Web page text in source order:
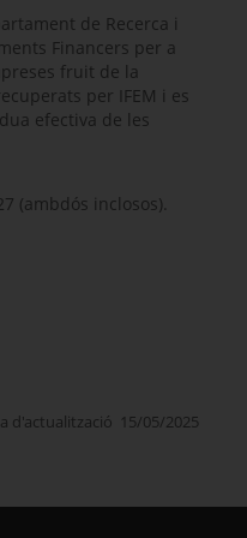
de Recerca i
Financers per a
fruit de la
per IFEM i es
efectiva de les
(ambdós inclosos).
d'actualització 15/05/2025